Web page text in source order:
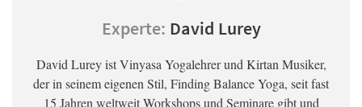
Experte: David Lurey
David Lurey ist Vinyasa Yogalehrer und Kirtan Musiker,
der in seinem eigenen Stil, Finding Balance Yoga, seit fast
15 Jahren weltweit Workshops und Seminare gibt und